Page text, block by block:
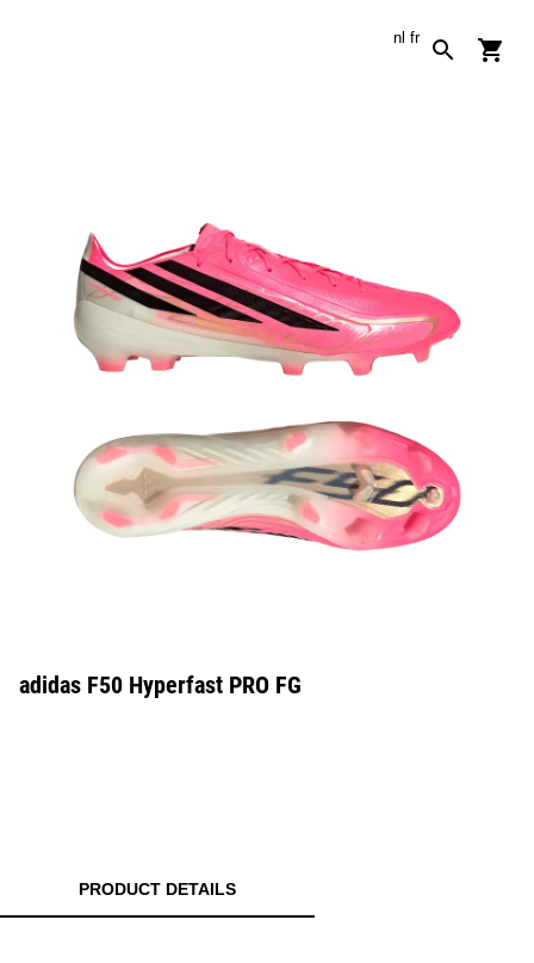
nl fr
adidas F50 Hyperfast PRO FG
PRODUCT DETAILS